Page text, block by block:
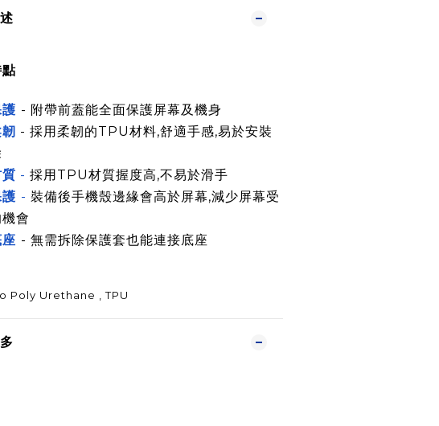
- 附帶前蓋能全面保護屏幕及機身
- 採用柔韌的TPU材料,舒適手感,易於安裝
- 採用TPU材質握度高,不易於滑手
- 裝備後手機殼邊緣會高於屏幕,減少屏幕受
會
- 無需拆除保護套也能連接底座
Poly Urethane , TPU